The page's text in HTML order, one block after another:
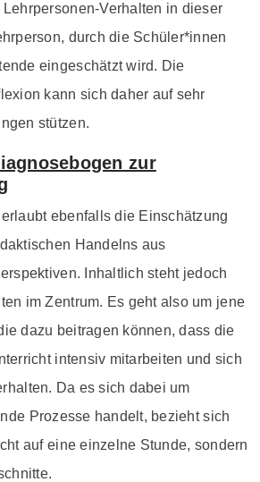
Verhalten in dieser
durch die Schüler*innen
eingeschätzt wird. Die
kann sich daher auf sehr
stützen.
zur
ebenfalls die Einschätzung
Handelns aus
Inhaltlich steht jedoch
im Zentrum. Es geht also um jene
dazu beitragen können, dass die
intensiv mitarbeiten und sich
Da es sich dabei um
Prozesse handelt, bezieht sich
auf eine einzelne Stunde, sondern